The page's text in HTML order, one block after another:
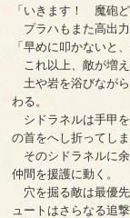
「いきます！ 魔砲ど
プラハもまた高出力
「早めに叩かないと
これ以上、敵が増え
土や岩を浴びなが
わる。
シドラネルは手甲
の首をへし折ってしま
そのシドラネルに
仲間を援護に動く。
穴を掘る敵は最優
ュートはさらなる追